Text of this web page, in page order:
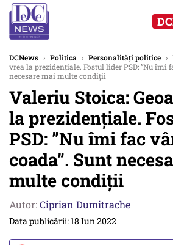
DCNews › Politica › Personalități politice ›
vrea la prezidențiale. Fostul lider PSD: ”Nu îmi
necesare mai multe condiții
Valeriu Stoica:
la prezidențiale.
PSD: ”Nu îmi fac
coada”. Sunt
multe condiții
Autor:Ciprian Dumitrache
Data publicării: 18 Iun 2022